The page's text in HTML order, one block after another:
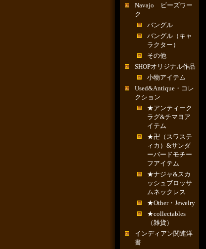
Navajo ビーズワー
ク
バングル
バングル（キャ
ラクター）
その他
SHOPオリジナル作品
小物アイテム
Used&Antique・コレ
クション
★アンティーク
ラグ&チマヨア
イテム
★卍（スワステ
ィカ）&サンダ
ーバードモチー
フアイテム
★ナジャ&スカ
ッシュブロッサ
ムネックレス
★Other・Jewelry
★collectables
（雑貨）
インディアン関連洋
書